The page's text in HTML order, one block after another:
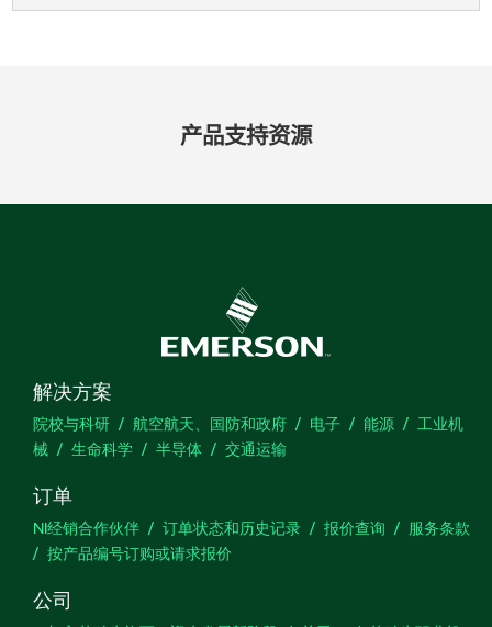
产品​支持​资源
解决方案
院校与科研 航空航天、国防和政府 电子 能源
工业机
械
生命科学 半导体 交通运输
订单
NI经销合作伙伴 订单状态和历史记录 报价查询
服务条款
按产品编号订购或请求报价
公司